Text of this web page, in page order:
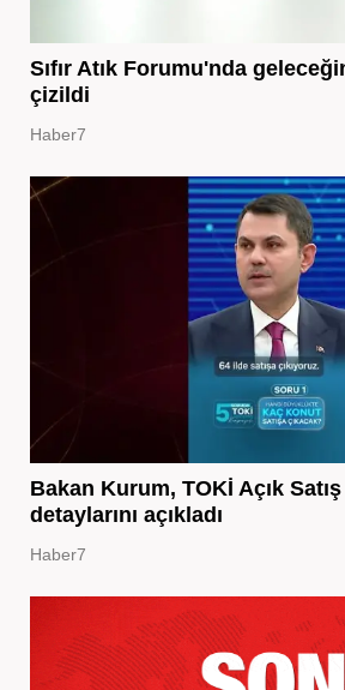
Sıfır Atık Forumu'nda
çizildi
Haber7
Bakan Kurum, TOKİ Açık
detaylarını açıkladı
Haber7